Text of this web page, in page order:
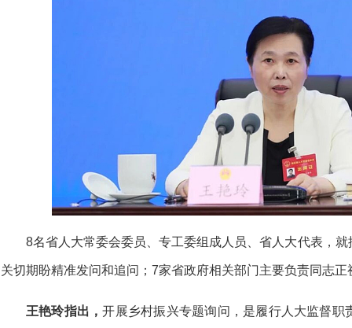
8名省人大常委会委员、专工委组成人员、省人大代表，
关切期盼精准发问和追问；7家省政府相关部门主要负责同志
王艳玲指出，开展乡村振兴专题询问，是履行人大监督